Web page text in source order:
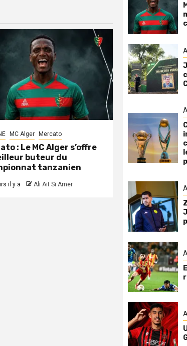
MC Alger Mercato
: Le MC Alger s’offre
buteur du
tanzanien
il y a Ali Ait Si Amer